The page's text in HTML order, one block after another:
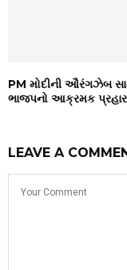
PM મોદીની ઔરંગઝેબ
ભાજપનો આક્રમક પ્રહાર
LEAVE A